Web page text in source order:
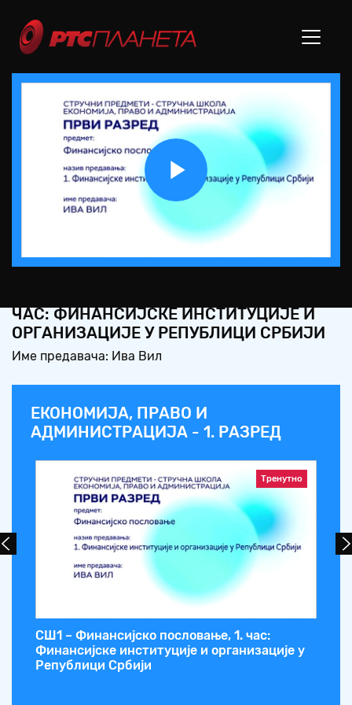
Play
Video
ЧАС: ФИНАНСИЈСКЕ ИНСТИТУЦИЈЕ И
ОРГАНИЗАЦИЈЕ У РЕПУБЛИЦИ СРБИЈИ
Име предавача: Ива Вил
ЕКОНОМИЈА, ПРАВО И
АДМИНИСТРАЦИЈА - 1. РАЗРЕД
Тренутно
СШ1 – Финансијско пословање, 1. час:
Финансијске институције и организације у
Републици Србији